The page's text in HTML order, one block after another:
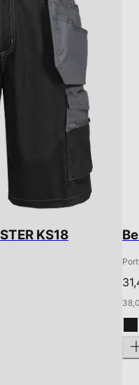
KS18